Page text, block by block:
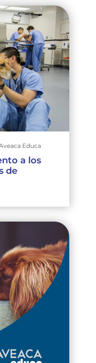
Educa
a los
de